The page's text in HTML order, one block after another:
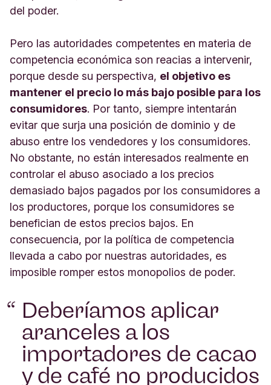
del poder.
Pero las autoridades competentes en materia de
competencia económica son reacias a intervenir,
porque desde su perspectiva, el objetivo es
mantener el precio lo más bajo posible para los
consumidores. Por tanto, siempre intentarán
evitar que surja una posición de dominio y de
abuso entre los vendedores y los consumidores.
No obstante, no están interesados realmente en
controlar el abuso asociado a los precios
demasiado bajos pagados por los consumidores a
los productores, porque los consumidores se
benefician de estos precios bajos. En
consecuencia, por la política de competencia
llevada a cabo por nuestras autoridades, es
imposible romper estos monopolios de poder.
Deberíamos aplicar
aranceles a los
importadores de cacao
y de café no producidos